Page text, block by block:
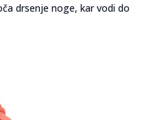
drsenje noge, kar vodi do